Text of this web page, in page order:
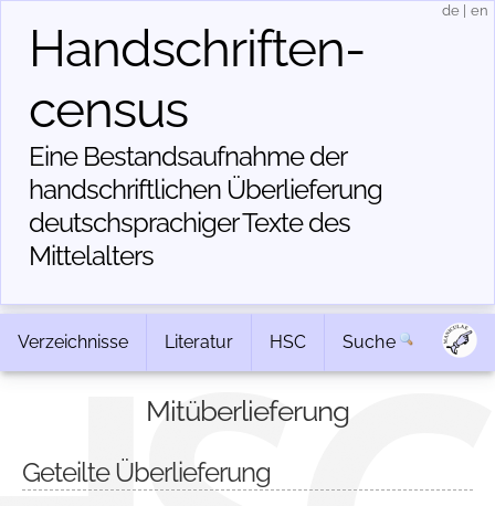
Handschriften­
census
Eine Bestandsaufnahme der
handschriftlichen Über­lieferung
deutschsprachiger Texte des
Mittelalters
de en
Verzeichnisse Literatur HSC Suche
Mitüberlieferung
Geteilte Überlieferung